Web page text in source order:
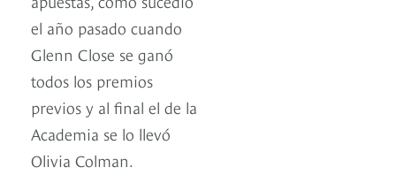
el año pasado cuando
Glenn Close se ganó
todos los premios
previos y al final el de la
Academia se lo llevó
Olivia Colman.